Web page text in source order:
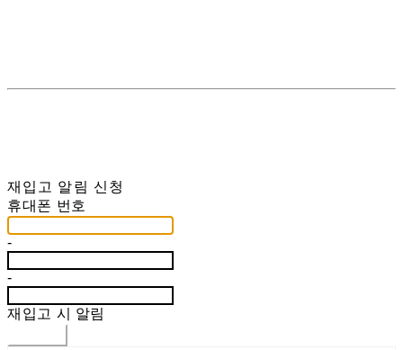
재입고 알림 신청
휴대폰 번호
-
-
재입고 시 알림